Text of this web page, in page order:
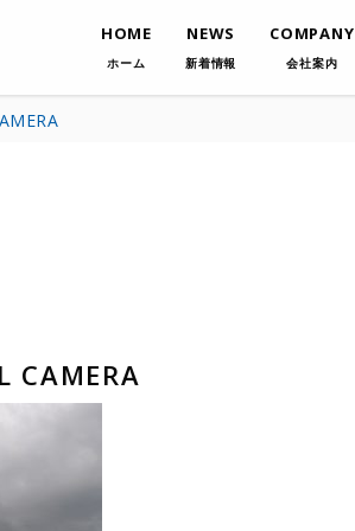
HOME
ホーム
NEWS
新着情報
COMPANY
会社案内
CAMERA